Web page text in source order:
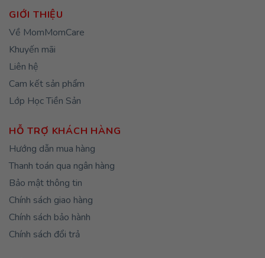
GIỚI THIỆU
Về MomMomCare
Khuyến mãi
Liên hệ
Cam kết sản phẩm
Lớp Học Tiền Sản
HỖ TRỢ KHÁCH HÀNG
Hướng dẫn mua hàng
Thanh toán qua ngân hàng
Bảo mật thông tin
Chính sách giao hàng
Chính sách bảo hành
Chính sách đổi trả